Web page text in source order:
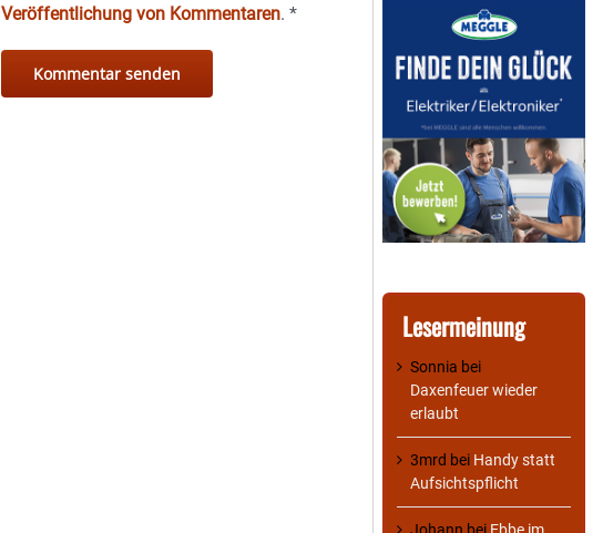
Veröffentlichung von Kommentaren.*
Lesermeinung
Sonnia bei
Daxenfeuer wieder
erlaubt
3mrd bei Handy statt
Aufsichtspflicht